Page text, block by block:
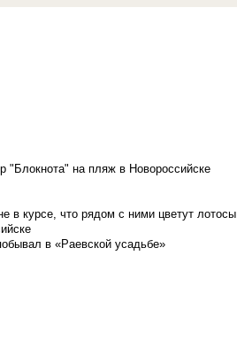
"Блокнота" на пляж в Новороссийске
в курсе, что рядом с ними цветут лотосы
в «Раевской усадьбе»